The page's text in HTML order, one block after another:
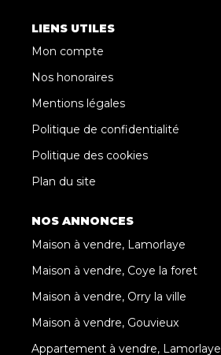
LIENS UTILES
Mon compte
Nos honoraires
Mentions légales
Politique de confidentialité
Politique des cookies
Plan du site
NOS ANNONCES
Maison à vendre, Lamorlaye
Maison à vendre, Coye la foret
Maison à vendre, Orry la ville
Maison à vendre, Gouvieux
Appartement à vendre, Lamorlaye